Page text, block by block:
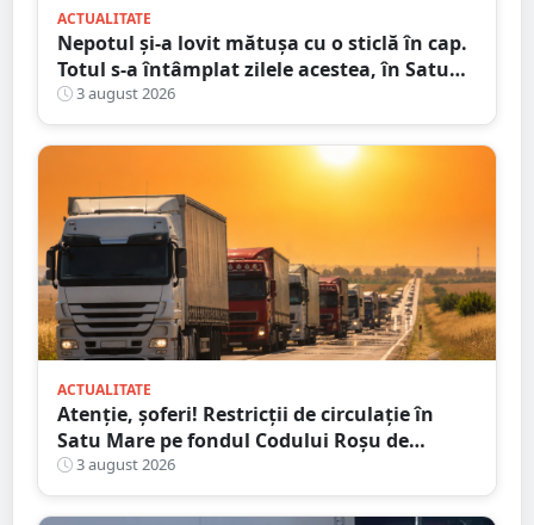
ACTUALITATE
Nepotul și-a lovit mătușa cu o sticlă în cap.
Totul s-a întâmplat zilele acestea, în Satu
Mare
3 august 2026
ACTUALITATE
Atenție, șoferi! Restricții de circulație în
Satu Mare pe fondul Codului Roșu de
caniculă
3 august 2026